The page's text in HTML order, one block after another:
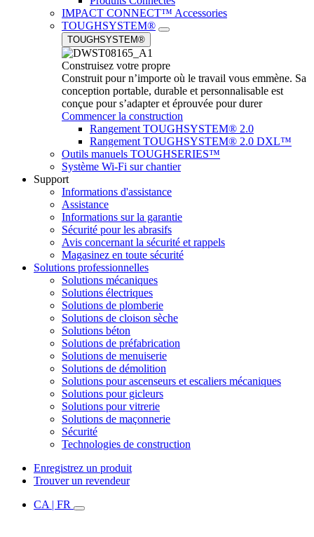
IMPACT CONNECT™ Accessories
TOUGHSYSTEM®
TOUGHSYSTEM®
Construisez votre propre
Construit pour n’importe où le travail vous emmène. Sa
conception portable, durable et personnalisable est
conçue pour s’adapter et éprouvée pour durer
Commencer la construction
Rangement TOUGHSYSTEM® 2.0
Rangement TOUGHSYSTEM® 2.0 DXL™
Outils manuels TOUGHSERIES™
Système Wi-Fi sur chantier
Support
Informations d'assistance
Assistance
Informations sur la garantie
Sécurité pour les abrasifs
Avis concernant la sécurité et rappels
Magasinez en toute sécurité
Solutions professionnelles
Solutions mécaniques
Solutions électriques
Solutions de plomberie
Solutions de cloison sèche
Solutions béton
Solutions de préfabrication
Solutions de menuiserie
Solutions de démolition
Solutions pour ascenseurs et escaliers mécaniques
Solutions pour gicleurs
Solutions pour vitrerie
Solutions de maçonnerie
Sécurité
Technologies de construction
Enregistrez un produit
Trouver un revendeur
CA | FR